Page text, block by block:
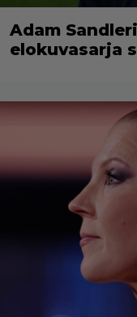
Adam
elokuvasarja